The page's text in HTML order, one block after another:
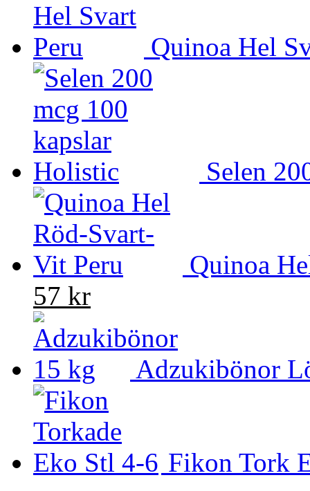
Quinoa Hel
Selen
Quinoa
57 kr
Adzukibönor
Fikon Tork